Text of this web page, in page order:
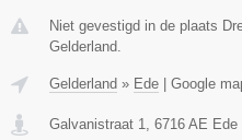
Niet gevestigd in de plaats
Gelderland.
Gelderland » Ede Google
Galvanistraat 1 6716 AE Ede